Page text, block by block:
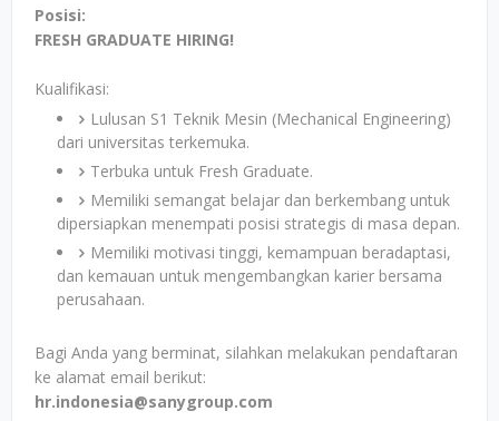
Posisi:
FRESH GRADUATE HIRING!
Kualifikasi:
Lulusan S1 Teknik Mesin (Mechanical Engineering)
dari universitas terkemuka.
Terbuka untuk Fresh Graduate.
Memiliki semangat belajar dan berkembang untuk
dipersiapkan menempati posisi strategis di masa depan.
Memiliki motivasi tinggi, kemampuan beradaptasi,
dan kemauan untuk mengembangkan karier bersama
perusahaan.
Bagi Anda yang berminat, silahkan melakukan pendaftaran
ke alamat email berikut:
hr.indonesia@sanygroup.com